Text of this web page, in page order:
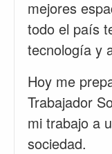
mejores
todo el país
tecnología y
Hoy me
Trabajador
mi trabajo a
sociedad.